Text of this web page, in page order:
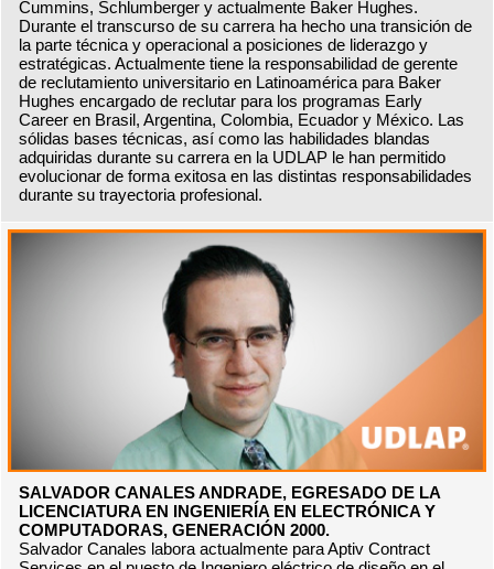
Cummins, Schlumberger y actualmente Baker Hughes.
Durante el transcurso de su carrera ha hecho una transición de
la parte técnica y operacional a posiciones de liderazgo y
estratégicas. Actualmente tiene la responsabilidad de gerente
de reclutamiento universitario en Latinoamérica para Baker
Hughes encargado de reclutar para los programas Early
Career en Brasil, Argentina, Colombia, Ecuador y México. Las
sólidas bases técnicas, así como las habilidades blandas
adquiridas durante su carrera en la UDLAP le han permitido
evolucionar de forma exitosa en las distintas responsabilidades
durante su trayectoria profesional.
SALVADOR CANALES ANDRADE, EGRESADO DE LA
LICENCIATURA EN INGENIERÍA EN ELECTRÓNICA Y
COMPUTADORAS, GENERACIÓN 2000.
Salvador Canales labora actualmente para Aptiv Contract